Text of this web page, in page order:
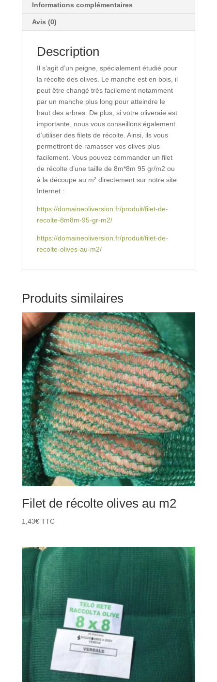
Informations complémentaires
Avis (0)
Description
Il s’agit d’un peigne, spécialement étudié pour
la récolte des olives. Le manche est en bois, il
peut être changé très facilement notamment
par un manche plus long pour atteindre le
haut des arbres. De plus, si votre oliveraie est
importante, nous vous conseillons également
d’utiliser des filets de récolte. Ainsi, ils vous
permettront de ramasser vos olives plus
facilement. Vous pouvez commander un filet
de récolte d’une taille de 8m*8m 95 gr/m2 ou
à la découpe au m² directement sur notre site
Internet :
https://domaineoliversion.fr/produit/filet-de-
recolte-8m8m-95-gr-m2/
https://domaineoliversion.fr/produit/filet-de-
recolte-olives-au-m2/
Produits similaires
Filet de récolte olives au m2
1,43€ TTC